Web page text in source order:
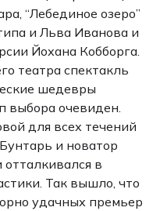
“Лебединое озеро”
и Льва Иванова и
Йохана Кобборга.
театра спектакль
шедевры
выбора очевиден.
для всех течений
и новатор
отталкивался в
Так вышло, что
удачных премьер